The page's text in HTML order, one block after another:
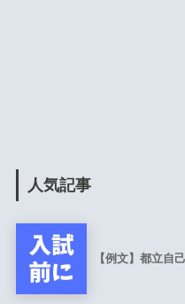
人気記事
【例文】都立自